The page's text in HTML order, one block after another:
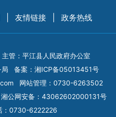
友情链接 政务热线
主管：平江县人民政府办公室
备案： 湘ICP备05013451号
网站管理：0730-6263502
湘公网安备：43062602000131号
：0730-6222226